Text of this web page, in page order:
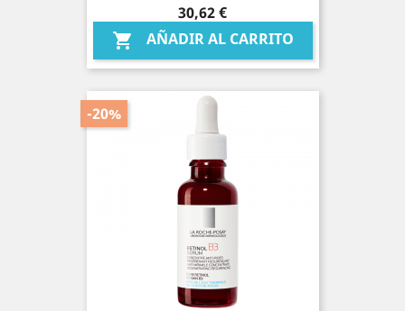
Precio
30,62 €
 AÑADIR AL CARRITO
-20%